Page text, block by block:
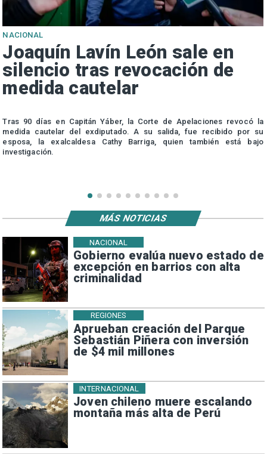
NACIONAL
Joaquín Lavín León sale en
silencio tras revocación de
medida cautelar
Tras 90 días en Capitán Yáber, la Corte de Apelaciones revocó la
medida cautelar del exdiputado. A su salida, fue recibido por su
esposa, la exalcaldesa Cathy Barriga, quien también está bajo
investigación.
Gobierno evalúa nuevo estado de
excepción en barrios con alta
criminalidad
NACIONAL
Aprueban creación del Parque
Sebastián Piñera con inversión
de $4 mil millones
REGIONES
Joven chileno muere escalando
montaña más alta de Perú
INTERNACIONAL
MÁS NOTICIAS